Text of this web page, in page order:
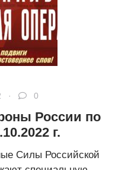
· 0
России по
г.
Силы Российской